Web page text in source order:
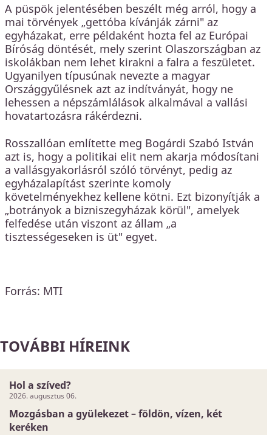
A püspök jelentésében beszélt még arról, hogy a
mai törvények „gettóba kívánják zárni" az
egyházakat, erre példaként hozta fel az Európai
Bíróság döntését, mely szerint Olaszországban az
iskolákban nem lehet kirakni a falra a feszületet.
Ugyanilyen típusúnak nevezte a magyar
Országgyűlésnek azt az indítványát, hogy ne
lehessen a népszámlálások alkalmával a vallási
hovatartozásra rákérdezni.
Rosszallóan említette meg Bogárdi Szabó István
azt is, hogy a politikai elit nem akarja módosítani
a vallásgyakorlásról szóló törvényt, pedig az
egyházalapítást szerinte komoly
követelményekhez kellene kötni. Ezt bizonyítják a
„botrányok a bizniszegyházak körül", amelyek
felfedése után viszont az állam „a
tisztességeseken is üt" egyet.
Forrás: MTI
TOVÁBBI HÍREINK
Hol a szíved?
2026. augusztus 06.
Mozgásban a gyülekezet – földön, vízen, két
keréken